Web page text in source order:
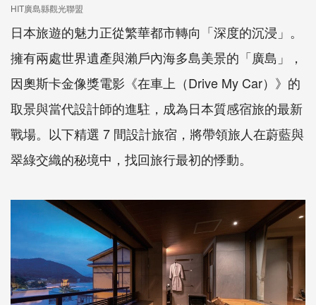
HIT廣島縣觀光聯盟
日本旅遊的魅力正從繁華都市轉向「深度的沉浸」。
擁有兩處世界遺產與瀨戶內海多島美景的「廣島」，
因奧斯卡金像獎電影《在車上（Drive My Car）》的
取景與當代設計師的進駐，成為日本質感宿旅的最新
戰場。以下精選 7 間設計旅宿，將帶領旅人在蔚藍與
翠綠交織的秘境中，找回旅行最初的悸動。